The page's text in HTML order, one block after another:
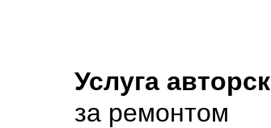
Услуга
за ремонтом